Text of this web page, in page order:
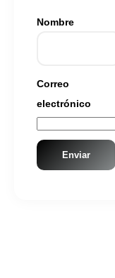
Nombre
Correo
electrónico